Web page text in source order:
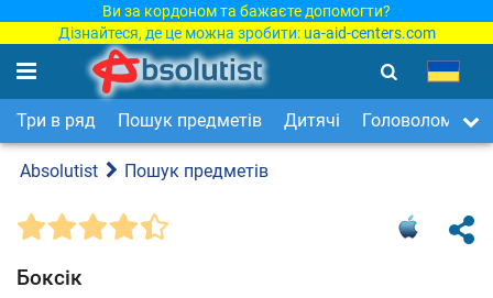
Ви за кордоном та бажаєте допомогти?
Дізнайтеся, де це можна зробити: ua-aid-centers.com
Три в ряд Пошук предметів Дитячі Головоломки
Absolutist Пошук предметів
Боксік